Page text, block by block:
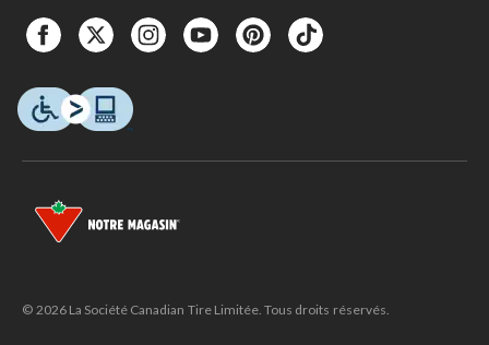
© 2026 La Société Canadian Tire Limitée. Tous droits réservés.